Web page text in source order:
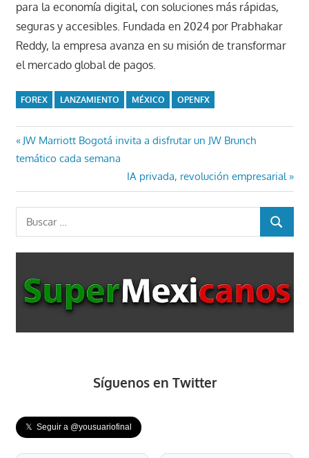
para la economía digital, con soluciones más rápidas,
seguras y accesibles. Fundada en 2024 por Prabhakar
Reddy, la empresa avanza en su misión de transformar
el mercado global de pagos.
FOREX LANZAMIENTO MÉXICO OPENFX
Navegación
entradas
Entrada
anterior:
JW Marriott Bogotá invita a disfrutar un JW Brunch
temático cada semana
Entrada
siguiente:
IA privada, revolución empresarial
Buscar:
BUSCAR
Síguenos en Twitter
𝕏 Seguir a @yousuariofinal